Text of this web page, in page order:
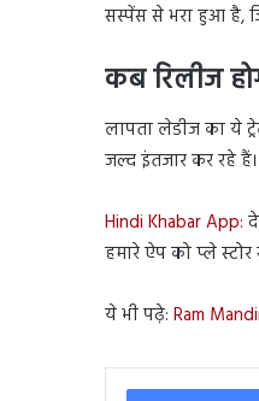
सस्पेंस से भरा हुआ है,
कब रिलीज
लापता लेडीज का ये
जल्द इंतजार कर रहे
Hindi Khabar App:
हमारे ऐप को प्ले
ये भी पढ़े: Ram